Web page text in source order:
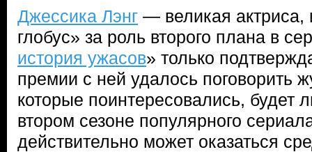
Джессика Лэнг — великая актриса,
глобус» за роль второго плана в
история ужасов» только
премии с ней удалось поговорить
которые поинтересовались, будет
втором сезоне популярного
действительно может оказаться